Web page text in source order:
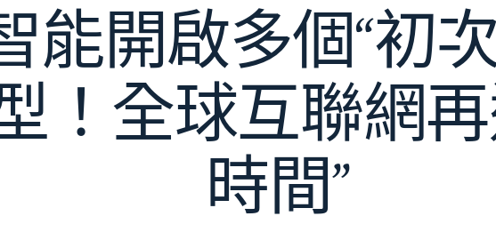
能開啟多個“初
！全球互聯網
時間”